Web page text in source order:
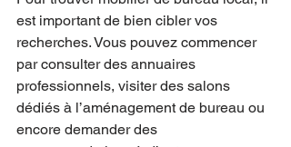
est important de bien cibler vos
recherches. Vous pouvez commencer
par consulter des annuaires
professionnels, visiter des salons
dédiés à l’aménagement de bureau ou
encore demander des